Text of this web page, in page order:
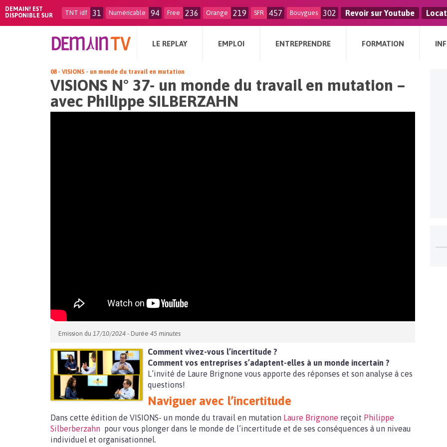
DEMAIN! EST
DISPONIBLE SUR
TNT idf 31 Numéricable 94 Free 236 Orange 219 SFR 457 Bouygues 302 Revoir sur Youtube
LE REPLAY EMPLOI ENTREPRENDRE FORMATION
08 - VISIONS - un monde du travail en mutation
VISIONS N° 37- un monde du travail en mutation –
avec Philippe SILBERZAHN
Emission du 17/10/2024 - Durée 45 minutes
Comment vivez-vous l’incertitude ?
Comment vos entreprises s’adaptent-elles à un monde incertain ?
L’invité de Laure Brignone vous apporte des réponses et son analyse à ces
questions!
Naviguer avec l’incertitude
Dans cette édition de VISIONS- un monde du travail en mutation Laure Brignone reçoit Philippe
Silberberzahn pour vous plonger dans le monde de l’incertitude et de ses conséquences à un niveau
individuel et organisationnel.